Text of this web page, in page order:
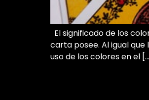
El significado de los
carta posee. Al igual
uso de los colores en el